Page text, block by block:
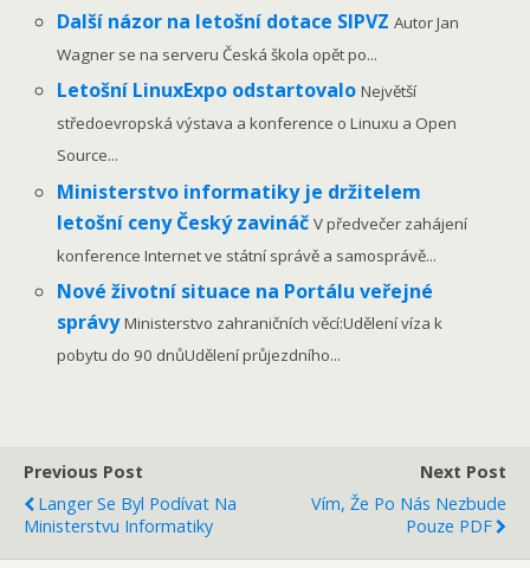
Další názor na letošní dotace SIPVZAutor Jan
Wagner se na serveru Česká škola opět po...
Letošní LinuxExpo odstartovaloNejvětší
středoevropská výstava a konference o Linuxu a Open
Source...
Ministerstvo informatiky je držitelem
letošní ceny Český zavináčV předvečer zahájení
konference Internet ve státní správě a samosprávě...
Nové životní situace na Portálu veřejné
správyMinisterstvo zahraničních věcí:Udělení víza k
pobytu do 90 dnůUdělení průjezdního...
Previous Post
Langer Se Byl Podívat Na
Ministerstvu Informatiky
Next Post
Vím, Že Po Nás Nezbude
Pouze PDF